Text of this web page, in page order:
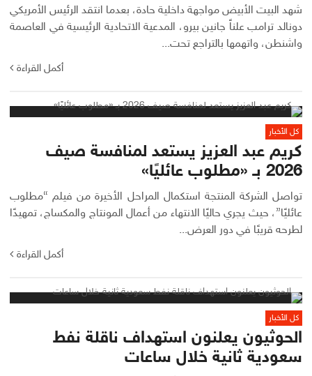
شهد البيت الأبيض مواجهة داخلية حادة، بعدما انتقد الرئيس الأمريكي
دونالد ترامب علناً جانين بيرو، المدعية الاتحادية الرئيسية في العاصمة
واشنطن، واتهمها بالتراجع تحت...
أكمل القراءة
كل الأخبار
كريم عبد العزيز يستعد لمنافسة صيف
2026 بـ «مطلوب عائليًا»
تواصل الشركة المنتجة استكمال المراحل الأخيرة من فيلم “مطلوب
عائليًا”، حيث يجري حاليًا الانتهاء من أعمال المونتاج والمكساج، تمهيدًا
لطرحه قريبًا في دور العرض...
أكمل القراءة
كل الأخبار
الحوثيون يعلنون استهداف ناقلة نفط
سعودية ثانية خلال ساعات